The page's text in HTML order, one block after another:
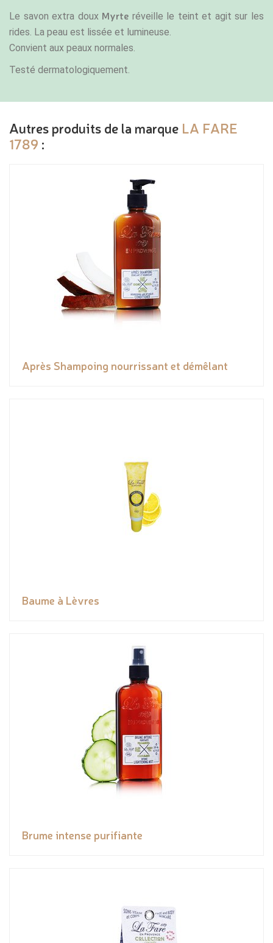
Le savon extra doux Myrte réveille le teint et agit sur les
rides. La peau est lissée et lumineuse.
Convient aux peaux normales.
Testé dermatologiquement.
Autres produits de la marque LA FARE
1789 :
Après Shampoing nourrissant et démêlant
Baume à Lèvres
Brume intense purifiante